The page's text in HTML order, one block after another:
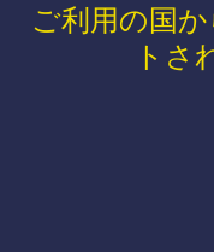
ご利用の国
トさ